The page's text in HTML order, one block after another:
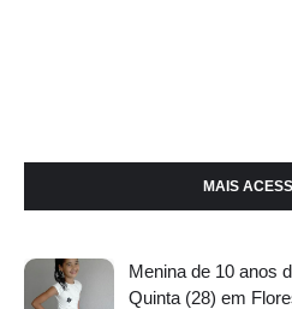
MAIS
Menina de 10 anos
Quinta (28) em